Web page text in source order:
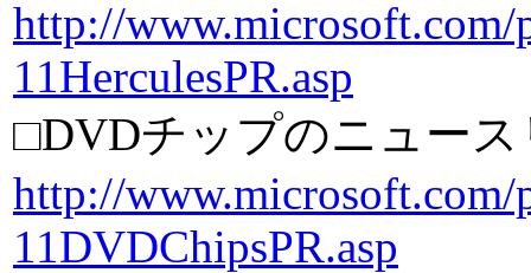
http://www.microsoft.com/
11HerculesPR.asp
□DVDチップのニュー
http://www.microsoft.com/
11DVDChipsPR.asp